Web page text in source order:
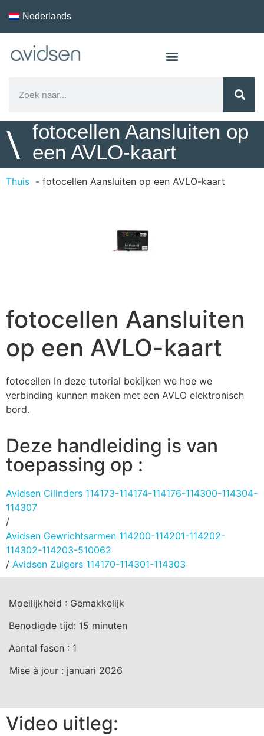
Nederlands
\ fotocellen Aansluiten op
een AVLO-kaart
Thuis fotocellen Aansluiten op een AVLO-kaart
fotocellen Aansluiten
op een AVLO-kaart
fotocellen In deze tutorial bekijken we hoe we
verbinding kunnen maken met een AVLO elektronisch
bord.
Deze handleiding is van
toepassing op :
Avidsen Cilinders 114173-114174-114176-114300-114304-
114307
/
Avidsen Gewrichtsarmen 114200-114201-114202-
114302-114203-510062
/ Avidsen Zuigers 114170-114301-114303
Moeilijkheid : Gemakkelijk
Benodigde tijd: 15 minuten
Aantal fasen : 1
Mise à jour : januari 2026
Video uitleg: